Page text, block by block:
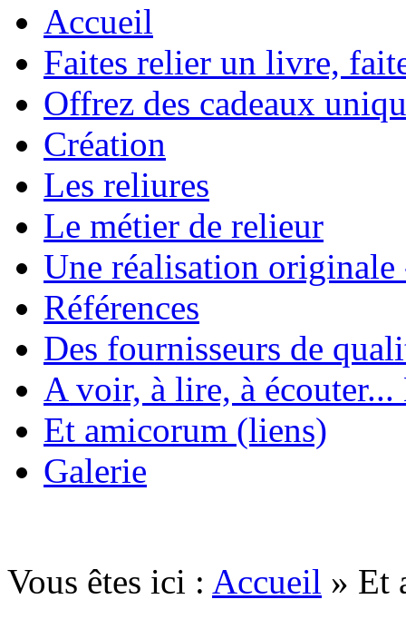
Accueil
Faites relier un livre,
Offrez des cadeaux
Création
Les reliures
Le métier de relieur
Une réalisation
Références
Des fournisseurs de
A voir, à lire, à écouter...
Et amicorum (liens)
Galerie
Vous êtes ici : Accueil » Et